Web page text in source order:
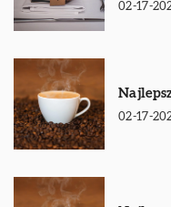
02-17-
02-17-